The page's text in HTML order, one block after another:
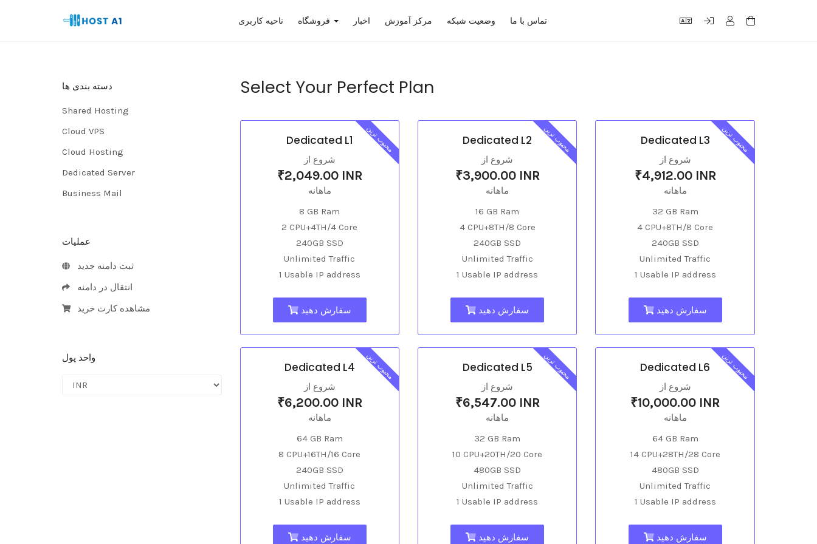
ناحیه کاربری فروشگاه اخبار مرکز آموزش وضعیت شبکه تماس با ما
دسته بندی ها
Shared Hosting
Cloud VPS
Cloud Hosting
Dedicated Server
Business Mail
عملیات
ثبت دامنه جدید
انتقال در دامنه
مشاهده کارت خرید
واحد پول
Select Your Perfect Plan
محبوب ترین Dedicated L1
شروع از
₹2,049.00 INR
ماهانه
8 GB Ram
2 CPU+4TH/4 Core
240GB SSD
Unlimited Traffic
1 Usable IP address
سفارش دهید
محبوب ترین Dedicated L2
شروع از
₹3,900.00 INR
ماهانه
16 GB Ram
4 CPU+8TH/8 Core
240GB SSD
Unlimited Traffic
1 Usable IP address
سفارش دهید
محبوب ترین Dedicated L3
شروع از
₹4,912.00 INR
ماهانه
32 GB Ram
4 CPU+8TH/8 Core
240GB SSD
Unlimited Traffic
1 Usable IP address
سفارش دهید
محبوب ترین Dedicated L4
شروع از
₹6,200.00 INR
ماهانه
64 GB Ram
8 CPU+16TH/16 Core
240GB SSD
Unlimited Traffic
1 Usable IP address
سفارش دهید
محبوب ترین Dedicated L5
شروع از
₹6,547.00 INR
ماهانه
32 GB Ram
10 CPU+20TH/20 Core
480GB SSD
Unlimited Traffic
1 Usable IP address
سفارش دهید
محبوب ترین Dedicated L6
شروع از
₹10,000.00 INR
ماهانه
64 GB Ram
14 CPU+28TH/28 Core
480GB SSD
Unlimited Traffic
1 Usable IP address
سفارش دهید